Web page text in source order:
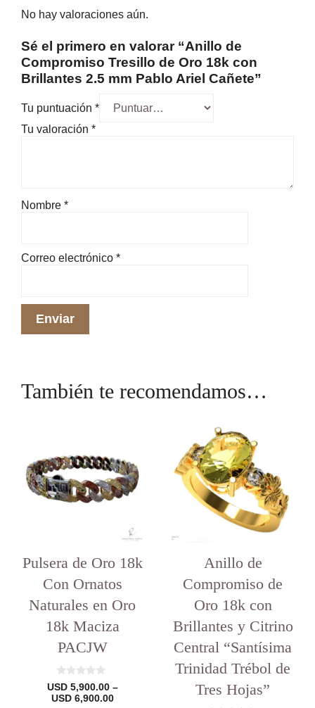
No hay valoraciones aún.
Sé el primero en valorar “Anillo de
Compromiso Tresillo de Oro 18k con
Brillantes 2.5 mm Pablo Ariel Cañete”
Tu puntuación *
Tu valoración *
Nombre *
Correo electrónico *
También te recomendamos…
Pulsera de Oro 18k
Con Ornatos
Naturales en Oro
18k Maciza
PACJW
0
d
e
USD5,900.00 –
USD6,900.00Rango
varias
variantes.
Las
opciones
en
página
del
producto
Anillo de
Compromiso de
Oro 18k con
Brillantes y Citrino
Central “Santísima
Trinidad Trébol de
Tres Hojas”
producto
tiene
varias
variantes.
Las
opciones
página
producto